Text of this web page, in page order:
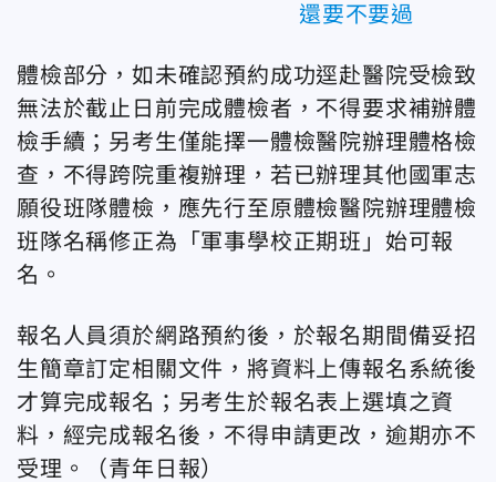
還要不要過
體檢部分，如未確認預約成功逕赴醫院受檢致
無法於截止日前完成體檢者，不得要求補辦體
檢手續；另考生僅能擇一體檢醫院辦理體格檢
查，不得跨院重複辦理，若已辦理其他國軍志
願役班隊體檢，應先行至原體檢醫院辦理體檢
班隊名稱修正為「軍事學校正期班」始可報
名。
報名人員須於網路預約後，於報名期間備妥招
生簡章訂定相關文件，將資料上傳報名系統後
才算完成報名；另考生於報名表上選填之資
料，經完成報名後，不得申請更改，逾期亦不
受理。（青年日報）